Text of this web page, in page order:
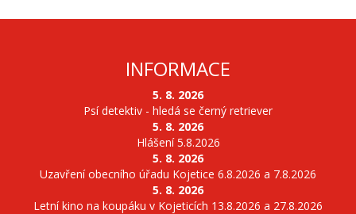
INFORMACE
5. 8. 2026
Psí detektiv - hledá se černý retriever
5. 8. 2026
Hlášení 5.8.2026
5. 8. 2026
Uzavření obecního úřadu Kojetice 6.8.2026 a 7.8.2026
5. 8. 2026
Letní kino na koupáku v Kojeticích 13.8.2026 a 27.8.2026